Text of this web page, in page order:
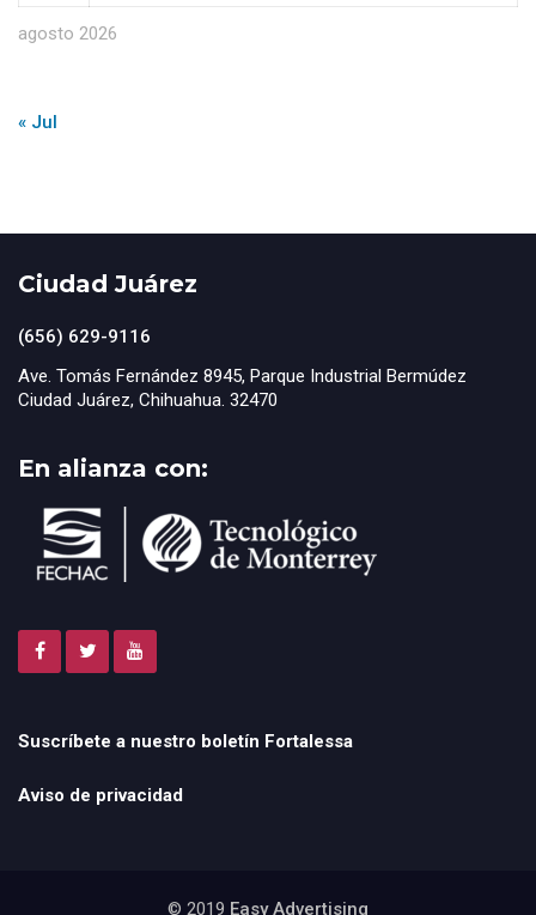
agosto 2026
« Jul
Ciudad Juárez
(656) 629-9116
Ave. Tomás Fernández 8945, Parque Industrial Bermúdez
Ciudad Juárez, Chihuahua. 32470
En alianza con:
Suscríbete a nuestro boletín Fortalessa
Aviso de privacidad
© 2019 Easy Advertising